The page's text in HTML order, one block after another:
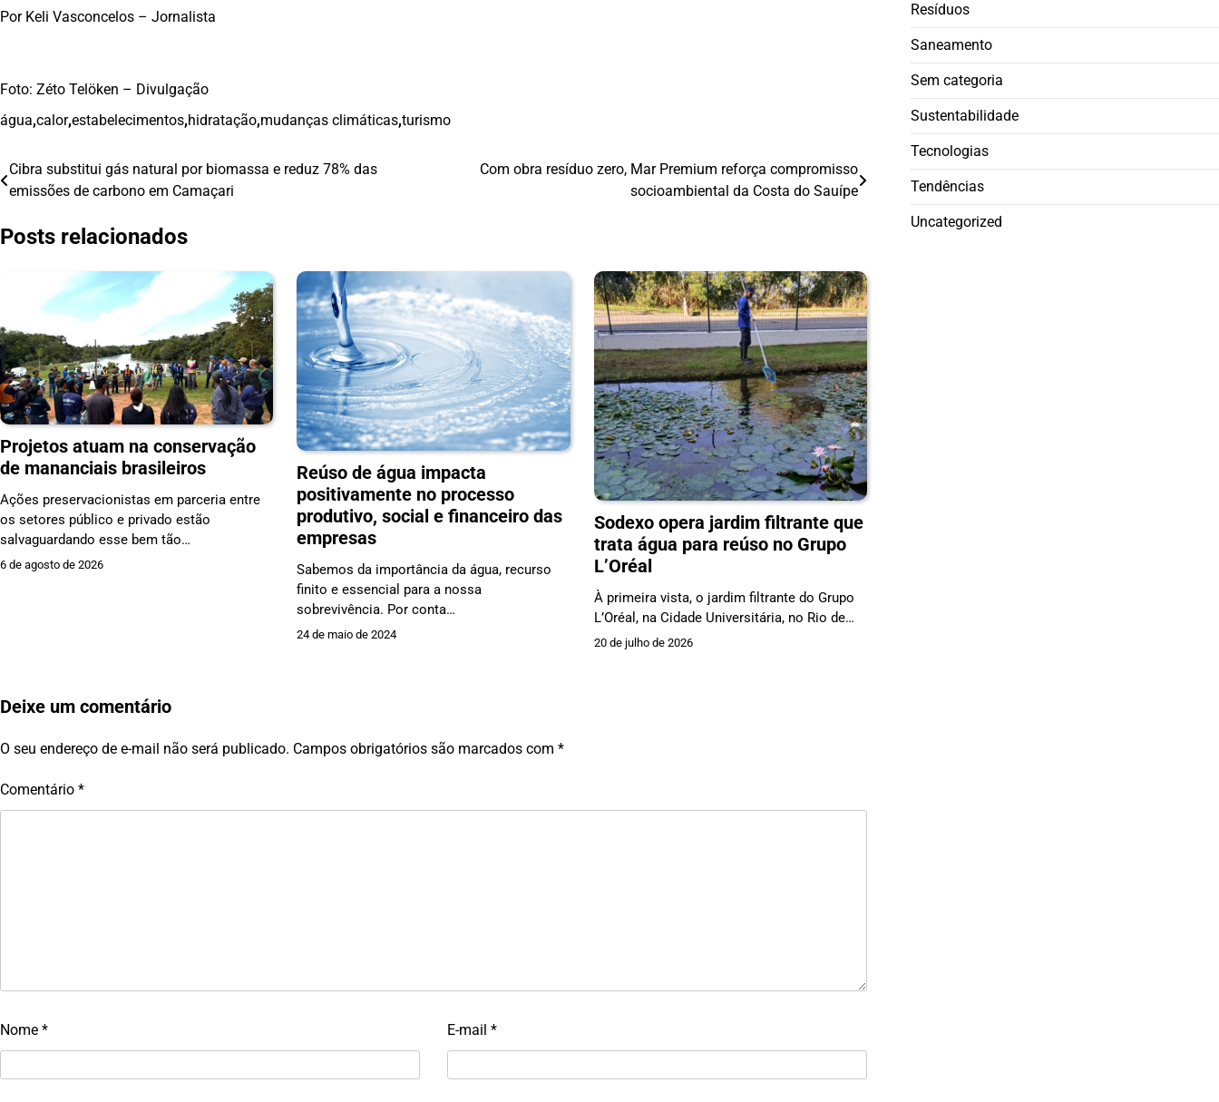
Por Keli Vasconcelos – Jornalista
Foto: Zéto Telöken – Divulgação
água,calor,estabelecimentos,hidratação,mudanças climáticas,turismo
Navegação
Post
Cibra substitui gás natural por biomassa e reduz 78% das
emissões de carbono em Camaçari
Com obra resíduo zero, Mar Premium reforça compromisso
socioambiental da Costa do Sauípe
Posts relacionados
Projetos atuam na conservação
de mananciais brasileiros
Ações preservacionistas em parceria entre
os setores público e privado estão
salvaguardando esse bem tão…
6 de agosto de 2026
Reúso de água impacta
positivamente no processo
produtivo, social e financeiro das
empresas
Sabemos da importância da água, recurso
finito e essencial para a nossa
sobrevivência. Por conta…
24 de maio de 2024
Sodexo opera jardim filtrante que
trata água para reúso no Grupo
L’Oréal
À primeira vista, o jardim filtrante do Grupo
L’Oréal, na Cidade Universitária, no Rio de…
20 de julho de 2026
Deixe um comentário
O seu endereço de e-mail não será publicado. Campos obrigatórios são marcados com *
Comentário *
Nome * E-mail *
Resíduos
Saneamento
Sem categoria
Sustentabilidade
Tecnologias
Tendências
Uncategorized